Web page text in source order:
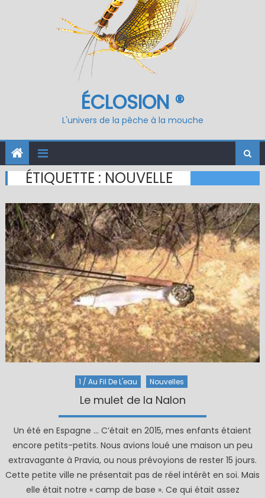
ÉCLOSION ®
L'univers de la pêche à la mouche
ÉTIQUETTE : NOUVELLE
1 / Au Fil De L'eau Nouvelles
Le mulet de la Nalon
Un été en Espagne … C’était en 2015, mes enfants étaient
encore petits-petits. Nous avions loué une maison un peu
extravagante à Pravia, ou nous prévoyions de rester 15 jours.
Cette petite ville ne présentait pas de réel intérêt en soi. Mais
elle était notre « camp de base ». Ce qui était assez